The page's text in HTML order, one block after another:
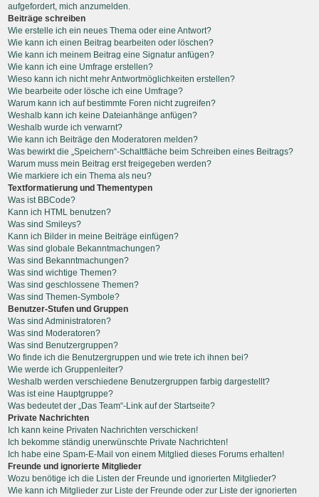
aufgefordert, mich anzumelden.
Beiträge schreiben
Wie erstelle ich ein neues Thema oder eine Antwort?
Wie kann ich einen Beitrag bearbeiten oder löschen?
Wie kann ich meinem Beitrag eine Signatur anfügen?
Wie kann ich eine Umfrage erstellen?
Wieso kann ich nicht mehr Antwortmöglichkeiten erstellen?
Wie bearbeite oder lösche ich eine Umfrage?
Warum kann ich auf bestimmte Foren nicht zugreifen?
Weshalb kann ich keine Dateianhänge anfügen?
Weshalb wurde ich verwarnt?
Wie kann ich Beiträge den Moderatoren melden?
Was bewirkt die „Speichern“-Schaltfläche beim Schreiben eines Beitrags?
Warum muss mein Beitrag erst freigegeben werden?
Wie markiere ich ein Thema als neu?
Textformatierung und Thementypen
Was ist BBCode?
Kann ich HTML benutzen?
Was sind Smileys?
Kann ich Bilder in meine Beiträge einfügen?
Was sind globale Bekanntmachungen?
Was sind Bekanntmachungen?
Was sind wichtige Themen?
Was sind geschlossene Themen?
Was sind Themen-Symbole?
Benutzer-Stufen und Gruppen
Was sind Administratoren?
Was sind Moderatoren?
Was sind Benutzergruppen?
Wo finde ich die Benutzergruppen und wie trete ich ihnen bei?
Wie werde ich Gruppenleiter?
Weshalb werden verschiedene Benutzergruppen farbig dargestellt?
Was ist eine Hauptgruppe?
Was bedeutet der „Das Team“-Link auf der Startseite?
Private Nachrichten
Ich kann keine Privaten Nachrichten verschicken!
Ich bekomme ständig unerwünschte Private Nachrichten!
Ich habe eine Spam-E-Mail von einem Mitglied dieses Forums erhalten!
Freunde und ignorierte Mitglieder
Wozu benötige ich die Listen der Freunde und ignorierten Mitglieder?
Wie kann ich Mitglieder zur Liste der Freunde oder zur Liste der ignorierten